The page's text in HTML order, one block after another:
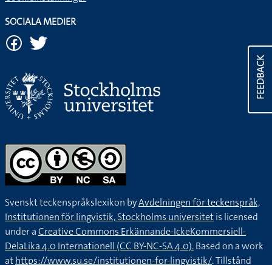
FEEDBACK
SOCIALA MEDIER
Svenskt teckenspråkslexikon byAvdelningen för teckenspråk,
Institutionen för lingvistik, Stockholms universitetis licensed
under aCreative Commons Erkännande-IckeKommersiell-
DelaLika 4.0 Internationell (CC BY-NC-SA 4.0).Based on a work
athttps://www.su.se/institutionen-for-lingvistik/. Tillstånd